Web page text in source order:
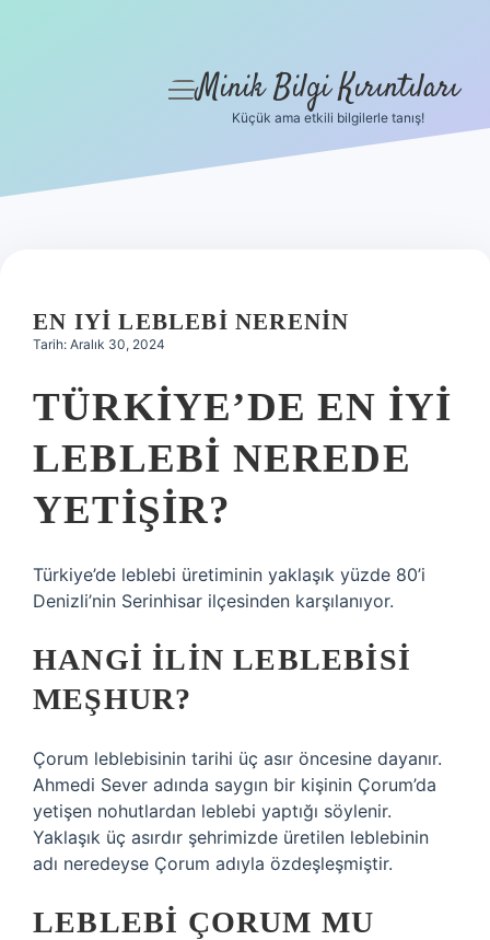
Hakkımızda
menüyü
Minik Bilgi Kırıntıları
Küçük ama etkili bilgilerle tanış!
EN IYI LEBLEBI NERENIN
Tarih: Aralık 30, 2024
TÜRKIYE’DE EN IYI
LEBLEBI NEREDE
YETIŞIR?
Türkiye’de leblebi üretiminin yaklaşık yüzde 80’i
Denizli’nin Serinhisar ilçesinden karşılanıyor.
HANGI ILIN LEBLEBISI
MEŞHUR?
Çorum leblebisinin tarihi üç asır öncesine dayanır.
Ahmedi Sever adında saygın bir kişinin Çorum’da
yetişen nohutlardan leblebi yaptığı söylenir.
Yaklaşık üç asırdır şehrimizde üretilen leblebinin
adı neredeyse Çorum adıyla özdeşleşmiştir.
LEBLEBI ÇORUM MU